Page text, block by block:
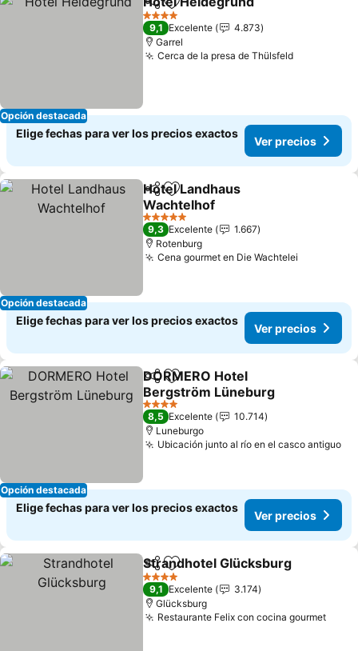
Opción destacada
CompartirAgregar a favoritos
4 Estrellas
9,1 Excelente
4.873
Garrel
Cerca de la presa de Thülsfeld
Elige fechas para ver los precios exactos
Ver precios
Opción destacada
CompartirAgregar a favoritos
Hotel Landhaus
Wachtelhof
5 Estrellas
9,3 Excelente
1.667
Rotenburg
Cena gourmet en Die Wachtelei
Elige fechas para ver los precios exactos
Ver precios
Opción destacada
CompartirAgregar a favoritos
DORMERO Hotel
Bergström Lüneburg
4 Estrellas
8,5 Excelente
10.714
Luneburgo
Ubicación junto al río en el casco antiguo
Elige fechas para ver los precios exactos
Ver precios
CompartirAgregar a favoritos
Strandhotel Glücksburg
4 Estrellas
9,1 Excelente
3.174
Glücksburg
Restaurante Felix con cocina gourmet